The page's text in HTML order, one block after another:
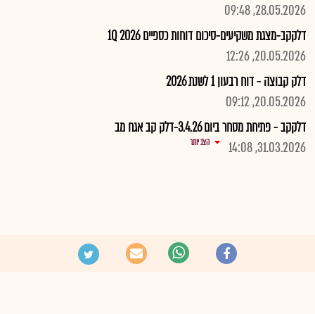
28.05.2026, 09:48
דלקקב-מצגת משקיעים-סיכום דוחות כספיים 1Q 2026
20.05.2026, 12:26
דלק קבוצה - דוח רבעון 1 לשנת 2026
20.05.2026, 09:12
דלקקב - פתיחת מסחר ביום 3.4.26-דלק קב אגח מב
31.03.2026, 14:08
הצג יותר